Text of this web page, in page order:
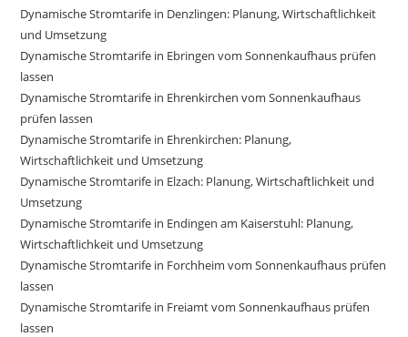
Dynamische Stromtarife in Denzlingen: Planung, Wirtschaftlichkeit
und Umsetzung
Dynamische Stromtarife in Ebringen vom Sonnenkaufhaus prüfen
lassen
Dynamische Stromtarife in Ehrenkirchen vom Sonnenkaufhaus
prüfen lassen
Dynamische Stromtarife in Ehrenkirchen: Planung,
Wirtschaftlichkeit und Umsetzung
Dynamische Stromtarife in Elzach: Planung, Wirtschaftlichkeit und
Umsetzung
Dynamische Stromtarife in Endingen am Kaiserstuhl: Planung,
Wirtschaftlichkeit und Umsetzung
Dynamische Stromtarife in Forchheim vom Sonnenkaufhaus prüfen
lassen
Dynamische Stromtarife in Freiamt vom Sonnenkaufhaus prüfen
lassen